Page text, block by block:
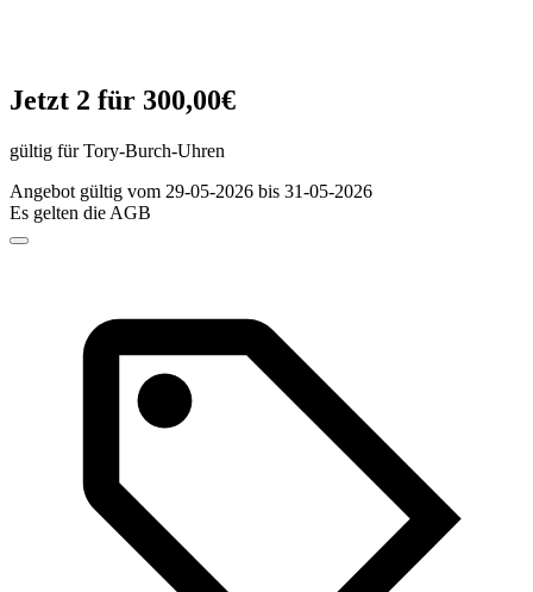
Jetzt 2 für 300,00€
gültig für Tory-Burch-Uhren
Angebot gültig vom 29-05-2026 bis 31-05-2026
Es gelten die AGB